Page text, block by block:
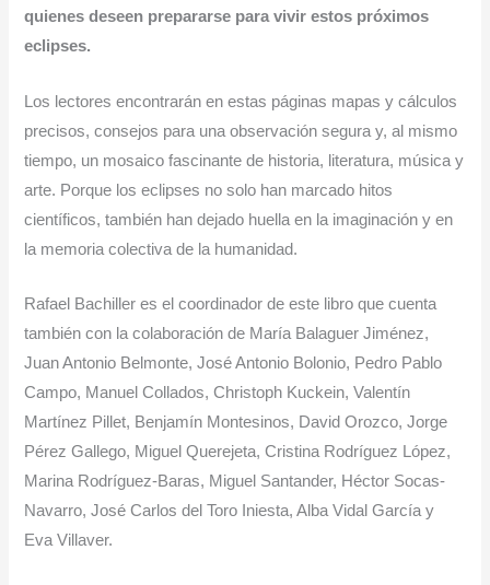
quienes deseen prepararse para vivir estos próximos
eclipses.
Los lectores encontrarán en estas páginas mapas y cálculos
precisos, consejos para una observación segura y, al mismo
tiempo, un mosaico fascinante de historia, literatura, música y
arte. Porque los eclipses no solo han marcado hitos
científicos, también han dejado huella en la imaginación y en
la memoria colectiva de la humanidad.
Rafael Bachiller es el coordinador de este libro que cuenta
también con la colaboración de María Balaguer Jiménez,
Juan Antonio Belmonte, José Antonio Bolonio, Pedro Pablo
Campo, Manuel Collados, Christoph Kuckein, Valentín
Martínez Pillet, Benjamín Montesinos, David Orozco, Jorge
Pérez Gallego, Miguel Querejeta, Cristina Rodríguez López,
Marina Rodríguez-Baras, Miguel Santander, Héctor Socas-
Navarro, José Carlos del Toro Iniesta, Alba Vidal García y
Eva Villaver.